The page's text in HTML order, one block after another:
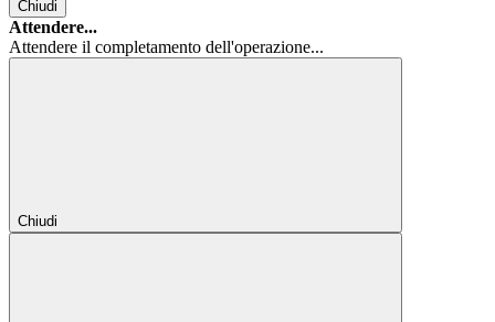
Chiudi
Attendere...
Attendere il completamento dell'operazione...
Chiudi